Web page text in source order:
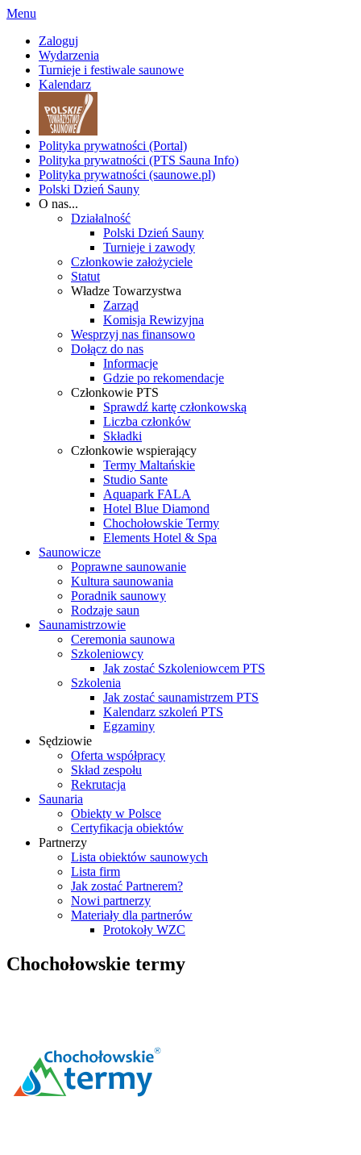
Menu
Zaloguj
Wydarzenia
Turnieje i festiwale saunowe
Kalendarz
Polityka prywatności (Portal)
Polityka prywatności (PTS Sauna Info)
Polityka prywatności (saunowe.pl)
Polski Dzień Sauny
O nas...
Działalność
Polski Dzień Sauny
Turnieje i zawody
Członkowie założyciele
Statut
Władze Towarzystwa
Zarząd
Komisja Rewizyjna
Wesprzyj nas finansowo
Dołącz do nas
Informacje
Gdzie po rekomendacje
Członkowie PTS
Sprawdź kartę członkowską
Liczba członków
Składki
Członkowie wspierający
Termy Maltańskie
Studio Sante
Aquapark FALA
Hotel Blue Diamond
Chochołowskie Termy
Elements Hotel & Spa
Saunowicze
Poprawne saunowanie
Kultura saunowania
Poradnik saunowy
Rodzaje saun
Saunamistrzowie
Ceremonia saunowa
Szkoleniowcy
Jak zostać Szkoleniowcem PTS
Szkolenia
Jak zostać saunamistrzem PTS
Kalendarz szkoleń PTS
Egzaminy
Sędziowie
Oferta współpracy
Skład zespołu
Rekrutacja
Saunaria
Obiekty w Polsce
Certyfikacja obiektów
Partnerzy
Lista obiektów saunowych
Lista firm
Jak zostać Partnerem?
Nowi partnerzy
Materiały dla partnerów
Protokoły WZC
Chochołowskie termy